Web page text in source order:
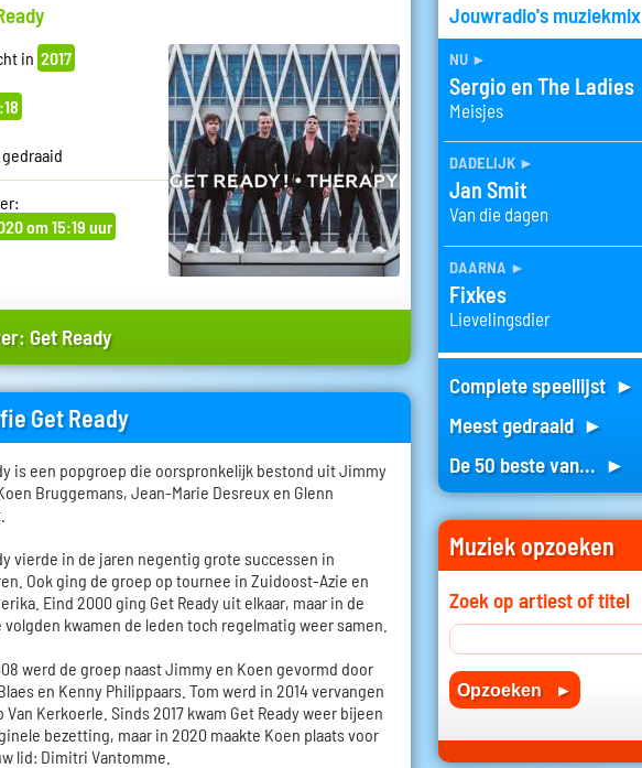
in 2017
om 15:19 uur
Get Ready
Get Ready
is een popgroep die oorspronkelijk bestond uit Jimmy
Bruggemans, Jean-Marie Desreux en Glenn
vierde in de jaren negentig grote successen in
Ook ging de groep op tournee in Zuidoost-Azie en
Eind 2000 ging Get Ready uit elkaar, maar in de
volgden kwamen de leden toch regelmatig weer samen.
werd de groep naast Jimmy en Koen gevormd door
en Kenny Philippaars. Tom werd in 2014 vervangen
Van Kerkoerle. Sinds 2017 kwam Get Ready weer bijeen
bezetting, maar in 2020 maakte Koen plaats voor
lid: Dimitri Vantomme.
Jouwradio's muziekmix
nu ►
Sergio en The Ladies
Meisjes
dadelijk ►
Jan Smit
Van die dagen
daarna ►
Fixkes
Lievelingsdier
Complete speellijst ►
Meest gedraaid ►
De 50 beste van... ►
Muziek opzoeken
Zoek op artiest of titel